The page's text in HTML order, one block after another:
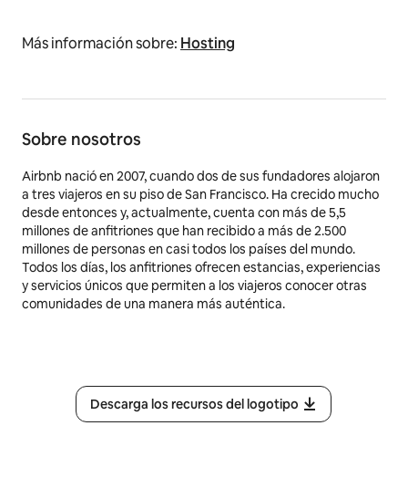
Más información sobre: Hosting
Sobre nosotros
Airbnb nació en 2007, cuando dos de sus fundadores alojaron
a tres viajeros en su piso de San Francisco. Ha crecido mucho
desde entonces y, actualmente, cuenta con más de 5,5
millones de anfitriones que han recibido a más de 2.500
millones de personas en casi todos los países del mundo.
Todos los días, los anfitriones ofrecen estancias, experiencias
y servicios únicos que permiten a los viajeros conocer otras
comunidades de una manera más auténtica.
Descarga los recursos del logotipo